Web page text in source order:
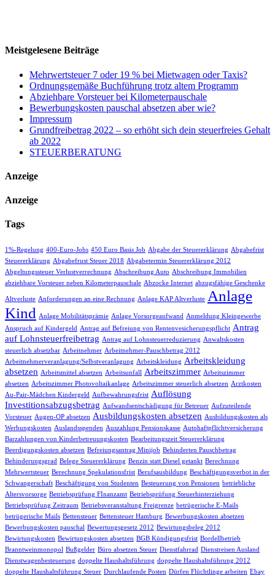
Meistgelesene Beiträge
Mehrwertsteuer 7 oder 19 % bei Mietwagen oder Taxis?
Ordnungsgemäße Buchführung trotz altem Programm
Abziehbare Vorsteuer bei Kilometerpauschale
Bewerbungskosten pauschal absetzen aber wie?
Impressum
Grundfreibetrag 2022 – so erhöht sich dein steuerfreies Gehalt
ab 2022
STEUERBERATUNG
Anzeige
Anzeige
Tags
1%-Regelung 400-Euro-Jobs 450 Euro Basis Job Abgabe der Steuererklärung Abgabefrist
Steuererklärung Abgabefrust Steuer 2018 Abgabetermin Steuererklärung 2012
Abgeltungssteuer Verlustverrechnung Abschreibung Auto Abschreibung Immobilien
abziehbare Vorsteuer neben Kilometerpauschale Abzocke Internet abzugsfähige Geschenke
Altverluste Anforderungen an eine Rechnung Anlage KAP Altverluste Anlage
Kind
Anlage Mobilitätsprämie Anlage Vorsorgeaufwand
Anmeldung Kleingewerbe
Anspruch auf Kindergeld
Antrag auf Befreiung von Rentenvesicherungspflicht Antrag
auf Lohnsteuerfreibetrag Antrag auf Lohnsteuerreduzierung Anwaltskosten
steuerlich absetzbar Arbeitnehmer Arbeitnehmer-Pauschbetrag 2012
Arbeitnehmerveranlagung/Selbstveranlagung Arbeitskleidung Arbeitskleidung
absetzen Arbeitsmittel absetzen Arbeitsunfall Arbeitszimmer Arbeitszimmer
absetzen Arbeitszimmer Photovoltaikanlage Arbeitszimmer steuerlich absetzen Arztkosten
Au-Pair-Mädchen Kindergeld
Aufbewahrungsfrist Auflösung
Investitionsabzugsbetrag Aufwandsentschädigung für Betreuer Aufzuteilende
Vorsteuer Augen-OP absetzen Ausbildungskosten absetzen Ausbildungskosten als
Werbungskosten Auslandsspenden Auszahlung Pensionskasse Autohaftpflichtversicherung
Barzahlungen von Kinderbetreuungskosten Bearbeitungszeit Steuererklärung
Beerdigungskosten absetzen Befreiungsantrag Minijob Behinderten Pauschbetrag
Behinderungsgrad Belege Steuererklärung Benzin statt Diesel getankt Berechnung
Mehrwertsteuer Berechnung Spekulationsfrist Berufsausbildung Beschäftigungsverbot in der
Schwangerschaft Beschäftigung von Studenten Besteuerung von Pensionen betriebliche
Altersvorsorge Betriebsprüfung FInanzamt Betriebsprüfung Steuerhinterziehung
Betriebsprüfung Zeitraum Betriebsveranstaltung Freigrenze betrügerische E-Mails
betrügerische Mails Bettensteuer Bettensteuer Hamburg Bewerbungskosten absetzen
Bewerbungskosten pauschal Bewertungsgesetz 2012 Bewirtungsbeleg 2012
Bewirtungskosten Bewirtungskosten absetzen BGB Kündigungsfrist Bordellbetrieb
Branntweinmonopol Bußgelder Büro absetzen Steuer Dienstfahrrad Dienstreisen Ausland
Dienstwagenbesteuerung doppelte Haushaltsführung doppelte Haushaltsführung 2012
doppelte Haushaltsführung Steuer Durchlaufende Posten Dürfen Flüchtlinge arbeiten Ebay